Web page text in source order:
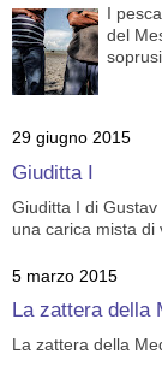
I
del
29 giugno 2015
Giuditta I
Giuditta I di
una carica mista di
5 marzo 2015
La zattera della
La zattera della